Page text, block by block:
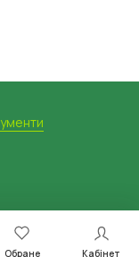
Обране Кабінет